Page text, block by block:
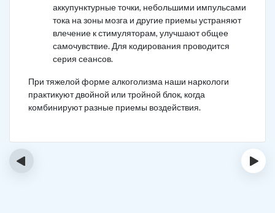
аккупунктурные точки, небольшими импульсами
тока на зоны мозга и другие приемы устраняют
влечение к стимуляторам, улучшают общее
самочувствие. Для кодирования проводится
серия сеансов.
При тяжелой форме алкоголизма наши наркологи
практикуют двойной или тройной блок, когда
комбинируют разные приемы воздействия.
‹ ›